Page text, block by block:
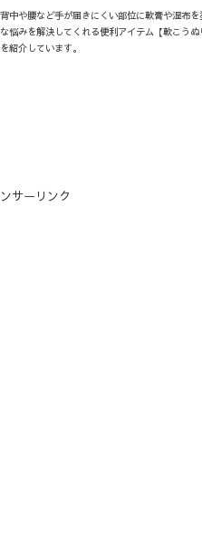
背中や腰など手が届きにくい部位に軟膏や湿布
な悩みを解決してくれる便利アイテム【軟こう
を紹介しています。
サーリンク